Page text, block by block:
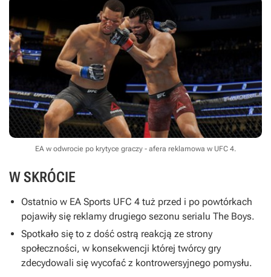
EA w odwrocie po krytyce graczy - afera reklamowa w UFC 4.
W SKRÓCIE
Ostatnio w EA Sports UFC 4 tuż przed i po powtórkach
pojawiły się reklamy drugiego sezonu serialu The Boys.
Spotkało się to z dość ostrą reakcją ze strony
społeczności, w konsekwencji której twórcy gry
zdecydowali się wycofać z kontrowersyjnego pomysłu.